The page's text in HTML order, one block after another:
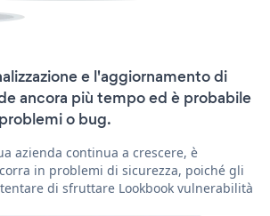
e l'aggiornamento di
ancora più tempo ed è probabile
o bug.
azienda continua a crescere, è
in problemi di sicurezza, poiché gli
di sfruttare Lookbook vulnerabilità